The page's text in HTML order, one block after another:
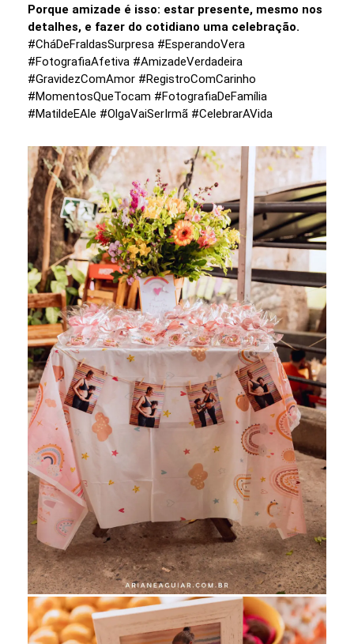
Porque amizade é isso: estar presente, mesmo nos
detalhes, e fazer do cotidiano uma celebração.
#CháDeFraldasSurpresa #EsperandoVera
#FotografiaAfetiva #AmizadeVerdadeira
#GravidezComAmor #RegistroComCarinho
#MomentosQueTocam #FotografiaDeFamília
#MatildeEAle #OlgaVaiSerIrmã #CelebrarAVida